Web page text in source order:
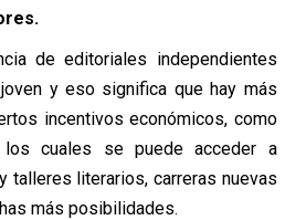
de editoriales independientes
y eso significa que hay más
incentivos económicos, como
cuales se puede acceder a
talleres literarios, carreras nuevas
más posibilidades.